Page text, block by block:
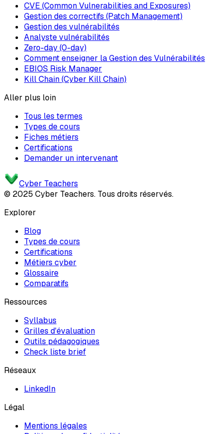
CVE (Common Vulnerabilities and Exposures)
Gestion des correctifs (Patch Management)
Gestion des vulnérabilités
Analyste vulnérabilités
Zero-day (0-day)
Comment enseigner la Gestion des Vulnérabilités
EBIOS Risk Manager
Kill Chain (Cyber Kill Chain)
Aller plus loin
Tous les termes
Types de cours
Fiches métiers
Certifications
Demander un intervenant
Cyber Teachers
© 2025 Cyber Teachers. Tous droits réservés.
Explorer
Blog
Types de cours
Certifications
Métiers cyber
Glossaire
Comparatifs
Ressources
Syllabus
Grilles d'évaluation
Outils pédagogiques
Check liste brief
Réseaux
LinkedIn
Légal
Mentions légales